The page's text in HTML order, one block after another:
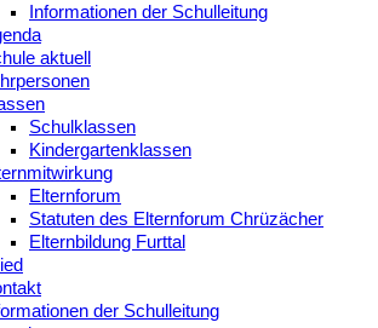
Informationen der Schulleitung
aktuell
Schulklassen
Kindergartenklassen
Elternforum
Statuten des Elternforum Chrüzächer
Elternbildung Furttal
der Schulleitung